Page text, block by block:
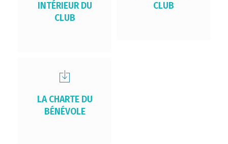
INTÉRIEUR DU
CLUB
CLUB
LA CHARTE DU
BÉNÉVOLE